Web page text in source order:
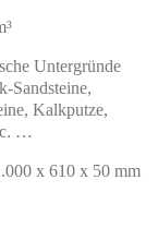
Untergründe
Sandsteine,
Kalkputze,
…
x 610 x 50 mm